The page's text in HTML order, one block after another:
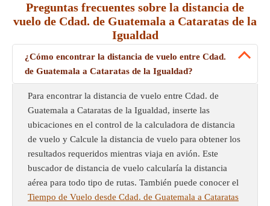
Preguntas frecuentes sobre la distancia de
vuelo de Cdad. de Guatemala a Cataratas de la
Igualdad
¿Cómo encontrar la distancia de vuelo entre Cdad.
de Guatemala a Cataratas de la Igualdad?
Para encontrar la distancia de vuelo entre Cdad. de
Guatemala a Cataratas de la Igualdad, inserte las
ubicaciones en el control de la calculadora de distancia
de vuelo y Calcule la distancia de vuelo para obtener los
resultados requeridos mientras viaja en avión. Este
buscador de distancia de vuelo calcularía la distancia
aérea para todo tipo de rutas. También puede conocer el
Tiempo de Vuelo desde Cdad. de Guatemala a Cataratas